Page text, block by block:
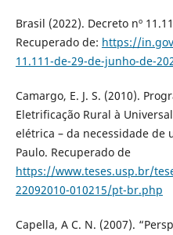
Brasil (2022). Decreto nº
Recuperado de: https://
11.111-de-29-de-junho-de-
Camargo, E. J. S. (2010).
Eletrificação Rural à
elétrica – da necessidade de
Paulo. Recuperado de
https://www.teses.usp.br/
22092010-010215/pt-br.php
Capella, A C. N. (2007).